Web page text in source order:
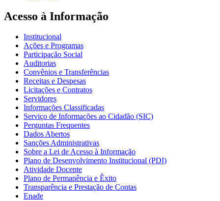
Acesso à Informação
Institucional
Ações e Programas
Participação Social
Auditorias
Convênios e Transferências
Receitas e Despesas
Licitações e Contratos
Servidores
Informações Classificadas
Serviço de Informações ao Cidadão (SIC)
Perguntas Frequentes
Dados Abertos
Sanções Administrativas
Sobre a Lei de Acesso à Informação
Plano de Desenvolvimento Institucional (PDI)
Atividade Docente
Plano de Permanência e Êxito
Transparência e Prestação de Contas
Enade